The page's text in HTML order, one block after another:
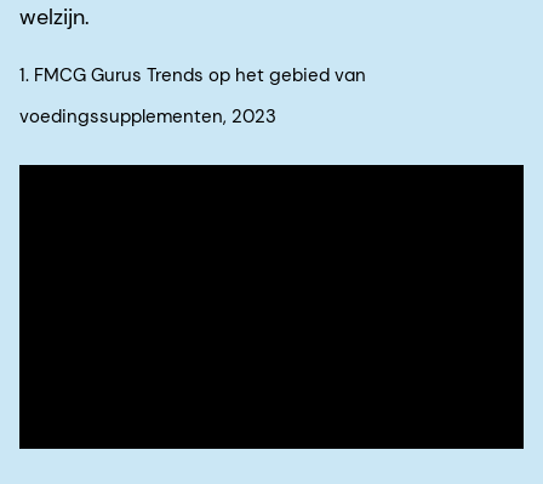
welzijn.
1. FMCG Gurus Trends op het gebied van
voedingssupplementen, 2023